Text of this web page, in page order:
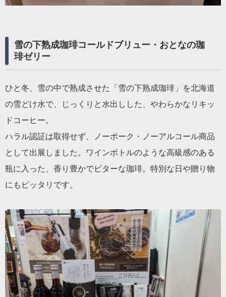
雪の下熟成珈琲コールドブリュー・おとなの珈
琲ゼリー
ひと冬、雪の中で熟成させた「雪の下熟成珈琲」を北海道
の雪どけ水で、じっくりと水出しした、やわらかなリキッ
ドコーヒー。
ハラル認証は取得せず、ノーポーク・ノーアルコール商品
として出展しました。ワインボトルのような高級感のある
瓶に入った、香り豊かでビターな珈琲。特別な日や贈り物
にもピッタリです。